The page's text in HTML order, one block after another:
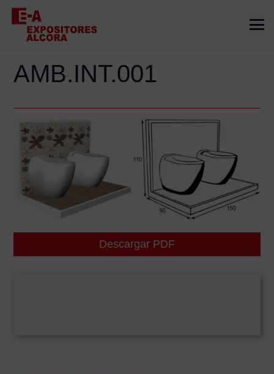
AMB.INT.001
Descargar PDF